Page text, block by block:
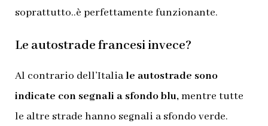
soprattutto..è perfettamente funzionante.
Le autostrade francesi invece?
Al contrario dell’Italiale autostrade sono
indicate con segnali a sfondo blu,mentre tutte
le altre strade hanno segnali a sfondo verde.